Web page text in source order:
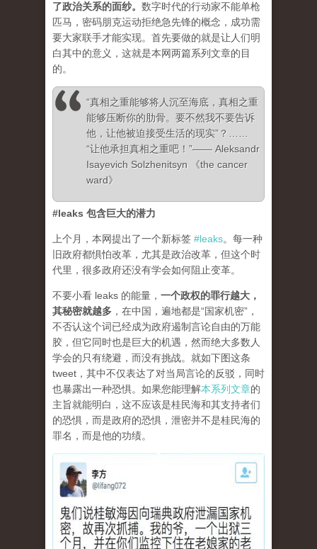
了政治关系的面纱。 数字时代的行动家不能单枪
匹马，密码朋克运动拒绝急先锋的概念，成功需
要大家联手才能实现。首先要做的就是让人们明
白其中的意义，这就是本网两篇系列文章的目
的。
“真相之重能够将人沉至海底，真相之重
能够压断你的肋骨。要不然我不要告诉
他，让他被迫接受生活的现实”？……
“让他承担真相之重吧！”—— Aleksandr
Isayevich Solzhenitsyn 《the cancer
ward》
#leaks 包含巨大的潜力
上个月，本网提出了一个新标签 #leaks。每一种
旧政府都惧怕改革，尤其是政治改革，但这个时
代里，很多政府还没有学会如何阻止变革。
不要小看 leaks 的能量， 一个政权的罪行越大，
其秘密就越多 ，在中国，遍地都是“国家机密”，
不否认这个词已经成为政府遏制言论自由的万能
胶，但它同时也是巨大的机遇，然而绝大多数人
学会的只有绕避，而没有挑战。就如下图这条
tweet，其中不仅表达了对当局言论的反驳，同时
也暴露出一种恐惧。如果您能理解本系列文章的
主旨就能明白，这不应该是桂民海和其支持者们
的恐惧，而是政府的恐惧，泄密并不是桂民海的
罪名，而是他的功绩。